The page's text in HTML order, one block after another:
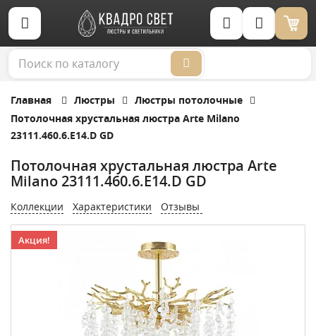
Корзина (0)
Главная Люстры
Люстры потолочные
Потолочная хрустальная люстра Arte Milano
23111.460.6.E14.D GD
Потолочная хрустальная люстра Arte
Milano 23111.460.6.E14.D GD
Коллекции Характеристики Отзывы
Акция!